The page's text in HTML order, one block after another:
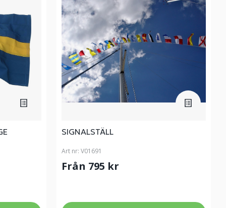
SIGNALSTÄLL
Art nr: V01691
Från 795 kr